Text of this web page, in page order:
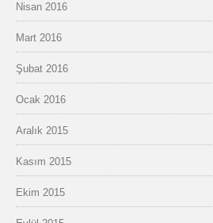
Nisan 2016
Mart 2016
Şubat 2016
Ocak 2016
Aralık 2015
Kasım 2015
Ekim 2015